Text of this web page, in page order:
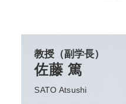
教授（副学長）
佐藤 篤
SATO Atsushi